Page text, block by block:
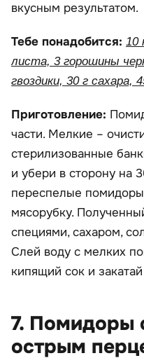
вкусным результатом.
Тебе понадобится: 10
листа, 3 горошины
гвоздики, 30 г сахара,
Приготовление:
части. Мелкие –
стерилизованные
и убери в сторону на
переспелые
мясорубку.
специями, сахаром,
Слей воду с мелких
кипящий сок и
7. Помидоры
острым